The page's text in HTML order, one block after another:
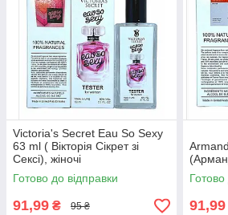
Victoria's Secret Eau So Sexy
63 ml ( Вікторія Сікрет зі
Сексі), жіночі
Готово до відправки
91,99 ₴ 95 ₴
Готово
91,99